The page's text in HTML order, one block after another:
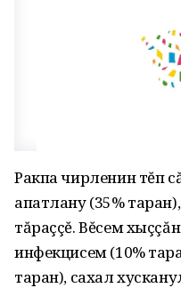
Ракпа чирленин тĕп
апатлану (35%
тăраççĕ. Вĕсем
инфекцисем (10%
таран), сахал